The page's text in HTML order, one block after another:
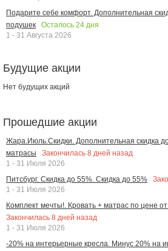
Подарите себе комфорт. Дополнительная
подушек
Осталось 24 дня
1 - 31 Августа 2026
Будущие акции
Нет будущих акций
Прошедшие акции
Жара.Июль.Скидки. Дополнительная скидка
матрасы
Закончилась 8 дней назад
1 - 31 Июля 2026
Питсбург. Скидка до 55%. Скидка до 55%
1 - 31 Июля 2026
Комплект мечты!. Кровать + матрас по цене
Закончилась 8 дней назад
1 - 31 Июля 2026
-20% на интерьерные кресла. Минус 20% на